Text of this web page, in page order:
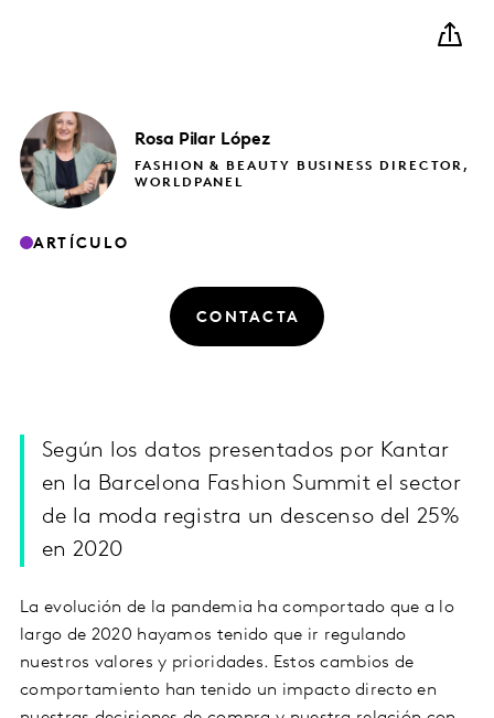
Rosa Pilar López
FASHION & BEAUTY BUSINESS DIRECTOR,
WORLDPANEL
ARTÍCULO
CONTACTA
Según los datos presentados por Kantar
en la Barcelona Fashion Summit el sector
de la moda registra un descenso del 25%
en 2020
La evolución de la pandemia ha comportado que a lo
largo de 2020 hayamos tenido que ir regulando
nuestros valores y prioridades. Estos cambios de
comportamiento han tenido un impacto directo en